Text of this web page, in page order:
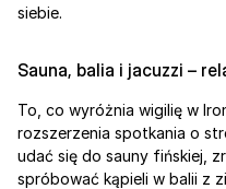
siebie.
Sauna, balia i jacuzzi –
To, co wyróżnia wigilię w
rozszerzenia spotkania o
udać się do sauny fińskiej,
spróbować kąpieli w balii z